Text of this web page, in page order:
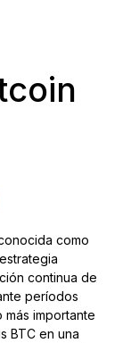
como
continua de
períodos
importante
BTC en una